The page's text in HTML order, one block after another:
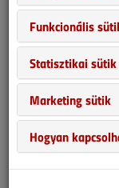
az utolsó pillanatig
hőmérséklet esetén
gázkazánok
gázkészülék is.
Funkcionális
Statisztikai sütik
Marketing sütik
Hogyan